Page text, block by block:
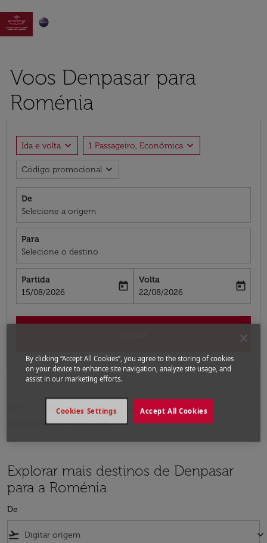

Voos Denpasar para
Roménia
Ida e volta expand_more 1 Passageiro, Econômica expand_more
Código promocional expand_more
De
Selecione a origem
Para
Selecione o destino
Partida
fc-booking-departure-date-aria-label
15/08/2026
today
Volta
fc-booking-return-date-aria-label
22/08/2026
today
Página inicial Voos
Voos para a Roménia
Voos Denpasar - Roménia
Explorar mais destinos de Denpasar
para a Roménia
De
flight_takeoff keyboard_arrow_down
By clicking “Accept All Cookies”, you agree to the storing of cookies
on your device to enhance site navigation, analyze site usage, and
assist in our marketing efforts.
Accept All Cookies
Cookies Settings